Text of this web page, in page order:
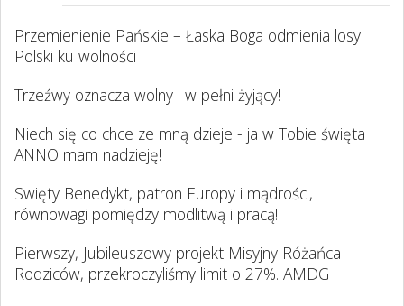
Przemienienie Pańskie – Łaska Boga odmienia losy
Polski ku wolności !
Trzeźwy oznacza wolny i w pełni żyjący!
Niech się co chce ze mną dzieje - ja w Tobie święta
ANNO mam nadzieję!
Swięty Benedykt, patron Europy i mądrości,
równowagi pomiędzy modlitwą i pracą!
Pierwszy, Jubileuszowy projekt Misyjny Różańca
Rodziców, przekroczyliśmy limit o 27%. AMDG